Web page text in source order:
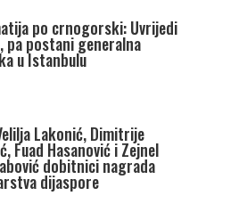
po crnogorski: Uvrijedi
pa postani generalna
u Istanbulu
Lakonić, Dimitrije
Fuad Hasanović i Zejnel
dobitnici nagrada
dijaspore